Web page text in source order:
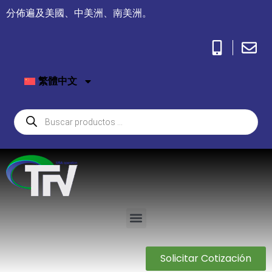
分佈遍及美國、中美洲、南美洲。
繁體中文
Solicitar Cotización